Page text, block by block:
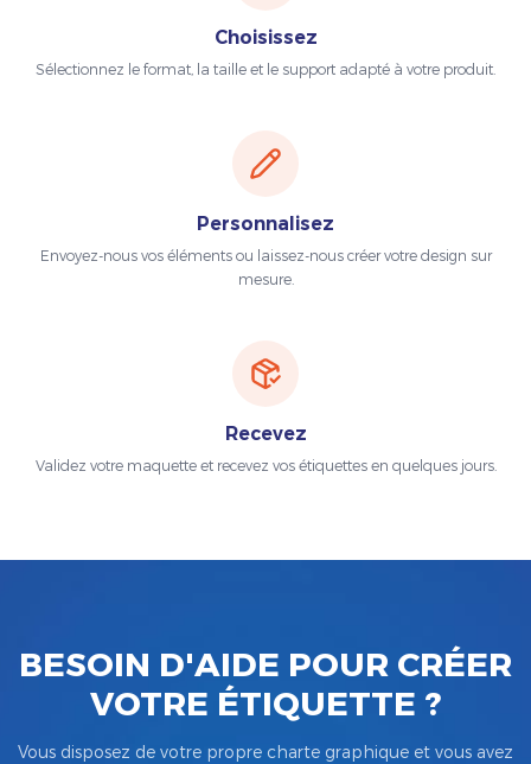
Choisissez
Sélectionnez le format, la taille et le support adapté à votre produit.
Personnalisez
Envoyez-nous vos éléments ou laissez-nous créer votre design sur
mesure.
Recevez
Validez votre maquette et recevez vos étiquettes en quelques jours.
BESOIN D'AIDE POUR CRÉER
VOTRE ÉTIQUETTE ?
Vous disposez de votre propre charte graphique et vous avez